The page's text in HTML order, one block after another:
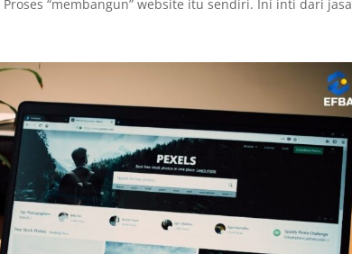
Proses “membangun” website itu sendiri. Ini inti dari jasa